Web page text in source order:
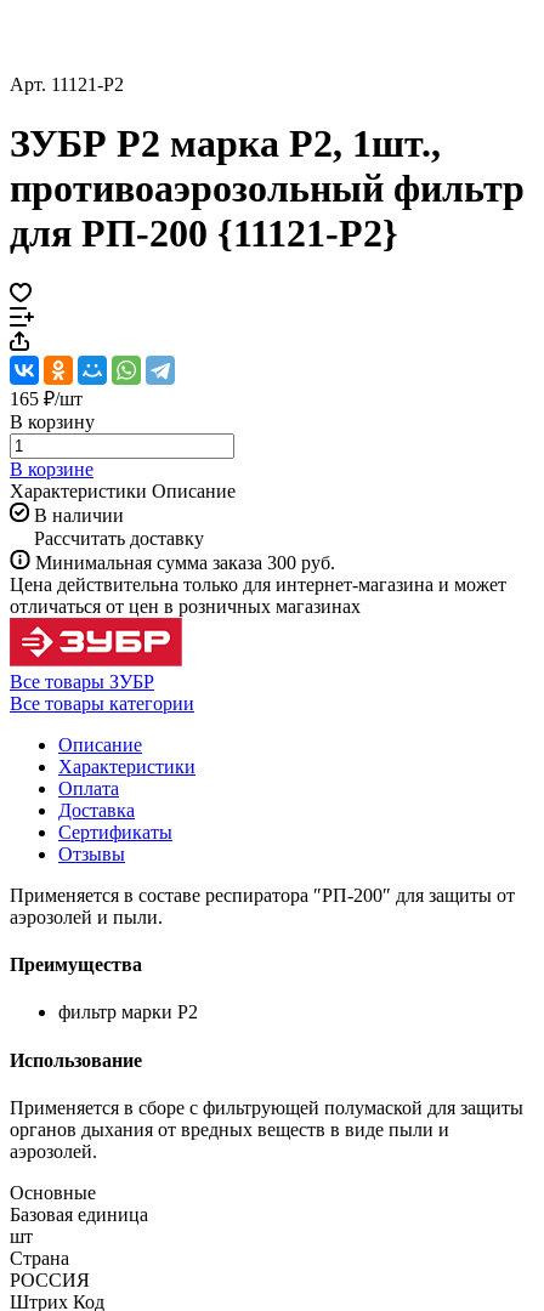
Арт. 11121-P2
ЗУБР Р2 марка Р2, 1шт.,
противоаэрозольный фильтр
для РП-200 {11121-P2}
165 ₽/шт
В корзину
В корзине
Характеристики Описание
В наличии
Рассчитать доставку
Минимальная сумма заказа 300 руб.
Цена действительна только для интернет-магазина и может
отличаться от цен в розничных магазинах
Все товары ЗУБР
Все товары категории
Описание
Характеристики
Оплата
Доставка
Сертификаты
Отзывы
Применяется в составе респиратора ″РП-200″ для защиты от
аэрозолей и пыли.
Преимущества
фильтр марки Р2
Использование
Применяется в сборе с фильтрующей полумаской для защиты
органов дыхания от вредных веществ в виде пыли и
аэрозолей.
Основные
Базовая единица
шт
Страна
РОССИЯ
Штрих Код